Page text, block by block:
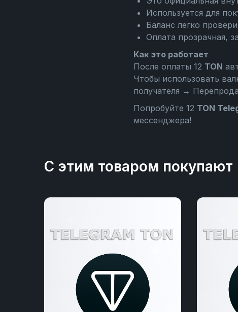
Используется для
Баланс легко
Оплата прозрачная,
Как это работает
После оплаты 12 TON
Чтобы использовать
получателя →
Попробуйте 12 TON
мессенджера!
С этим товаром покупают